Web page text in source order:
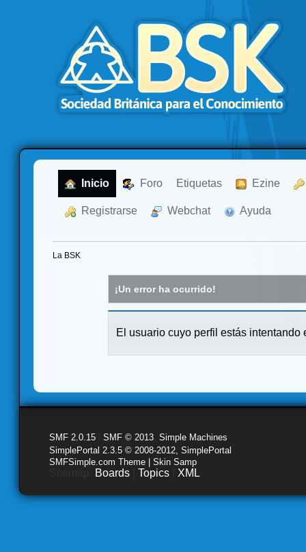
Inicio Foro Etiquetas Ezine
Registrarse Webchat Ayuda
La BSK
¡Un error ha ocurrido!
El usuario cuyo perfil estás intentando
SMF 2.0.15 SMF © 2013 Simple Machines
SimplePortal 2.3.5 © 2008-2012, SimplePortal
SMFSimple.com Theme | Skin Samp
Boards Topics XML